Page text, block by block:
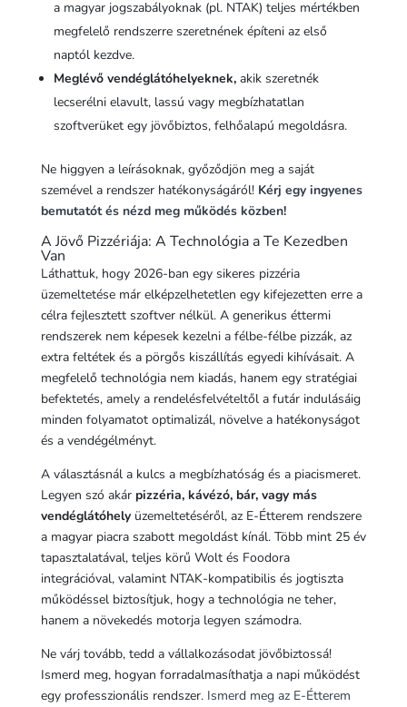
a magyar jogszabályoknak (pl. NTAK) teljes mértékben
megfelelő rendszerre szeretnének építeni az első
naptól kezdve.
Meglévő vendéglátóhelyeknek,akik szeretnék
lecserélni elavult, lassú vagy megbízhatatlan
szoftverüket egy jövőbiztos, felhőalapú megoldásra.
Ne higgyen a leírásoknak, győződjön meg a saját
szemével a rendszer hatékonyságáról! Kérj egy ingyenes
bemutatót és nézd meg működés közben!
A Jövő Pizzériája: A Technológia a Te Kezedben
Van
Láthattuk, hogy 2026-ban egy sikeres pizzéria
üzemeltetése már elképzelhetetlen egy kifejezetten erre a
célra fejlesztett szoftver nélkül. A generikus éttermi
rendszerek nem képesek kezelni a félbe-félbe pizzák, az
extra feltétek és a pörgős kiszállítás egyedi kihívásait. A
megfelelő technológia nem kiadás, hanem egy stratégiai
befektetés, amely a rendelésfelvételtől a futár indulásáig
minden folyamatot optimalizál, növelve a hatékonyságot
és a vendégélményt.
A választásnál a kulcs a megbízhatóság és a piacismeret.
Legyen szó akár pizzéria, kávézó, bár, vagy más
vendéglátóhelyüzemeltetéséről, az E-Étterem rendszere
a magyar piacra szabott megoldást kínál. Több mint 25 év
tapasztalatával, teljes körű Wolt és Foodora
integrációval, valamint NTAK-kompatibilis és jogtiszta
működéssel biztosítjuk, hogy a technológia ne teher,
hanem a növekedés motorja legyen számodra.
Ne várj tovább, tedd a vállalkozásodat jövőbiztossá!
Ismerd meg, hogyan forradalmasíthatja a napi működést
egy professzionális rendszer. Ismerd meg az E-Étterem